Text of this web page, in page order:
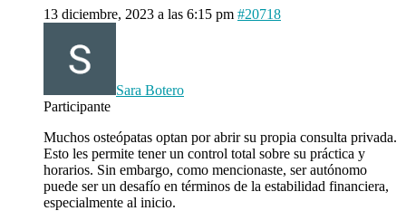
13 diciembre, 2023 a las 6:15 pm #20718
Sara Botero
Participante
Muchos osteópatas optan por abrir su propia consulta privada.
Esto les permite tener un control total sobre su práctica y
horarios. Sin embargo, como mencionaste, ser autónomo
puede ser un desafío en términos de la estabilidad financiera,
especialmente al inicio.